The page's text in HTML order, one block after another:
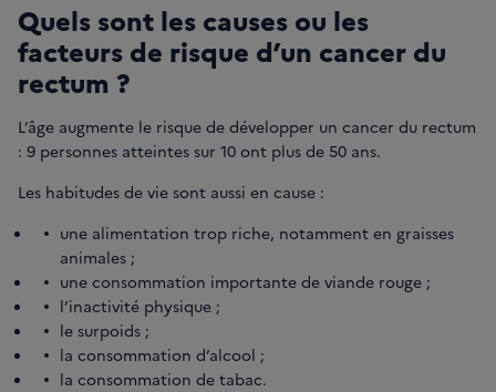
Quels sont les causes ou les
facteurs de risque d’un cancer du
rectum ?
L’âge augmente le risque de développer un cancer du rectum
: 9 personnes atteintes sur 10 ont plus de 50 ans.
Les habitudes de vie sont aussi en cause :
une alimentation trop riche, notamment en graisses
animales ;
une consommation importante de viande rouge ;
l’inactivité physique ;
le surpoids ;
la consommation d’alcool ;
la consommation de tabac.